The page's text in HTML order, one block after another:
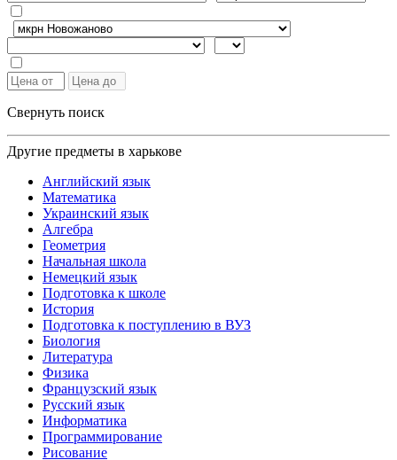
Свернуть поиск
Другие предметы в харькове
Английский язык
Математика
Украинский язык
Алгебра
Геометрия
Начальная школа
Немецкий язык
Подготовка к школе
История
Подготовка к поступлению в ВУЗ
Биология
Литература
Физика
Французский язык
Русский язык
Информатика
Программирование
Рисование